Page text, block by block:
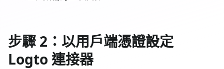
步驟 2：以用戶端憑證設定
Logto 連接器